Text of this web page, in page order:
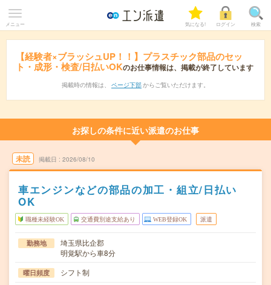
メニュー 気になる! ログイン 検索
【経験者×ブラッシュUP！！】プラスチック部品のセッ
ト・成形・検査/日払いOKのお仕事情報は、掲載が終了しています
掲載時の情報は、 ページ下部 からご覧いただけます。
お探しの条件に近い派遣のお仕事
未読 掲載日 2026/08/10
車エンジンなどの部品の加工・組立/日払い
OK
職種未経験OK 交通費別途支給あり WEB登録OK 派遣
勤務地
埼玉県比企郡
明覚駅から車8分
曜日頻度 シフト制